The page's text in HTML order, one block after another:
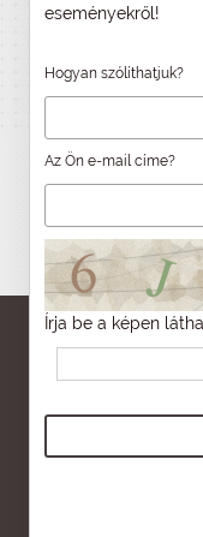
eseményekről!
Hogyan szólíthatjuk?
Az Ön e-mail címe?
Írja be a képen